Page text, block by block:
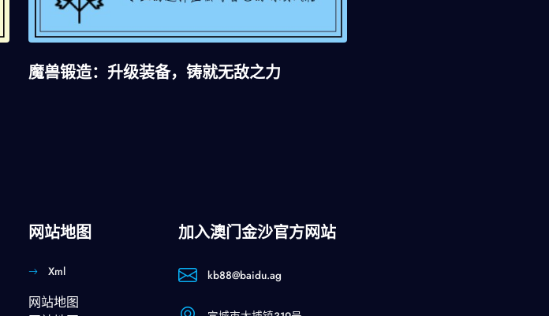
魔兽锻造：升级装备，铸就无敌之力
网站地图
Xml
网站地图
加入澳门金沙官方网站
kb88@baidu.ag